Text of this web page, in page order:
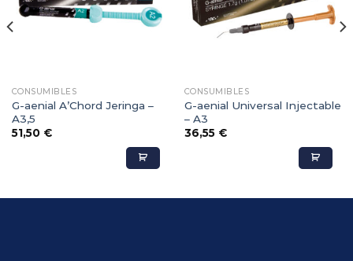
CONSUMIBLES
G-aenial A’Chord Jeringa –
A3,5
51,50 €
CONSUMIBLES
G-aenial Universal Injectable
– A3
36,55 €